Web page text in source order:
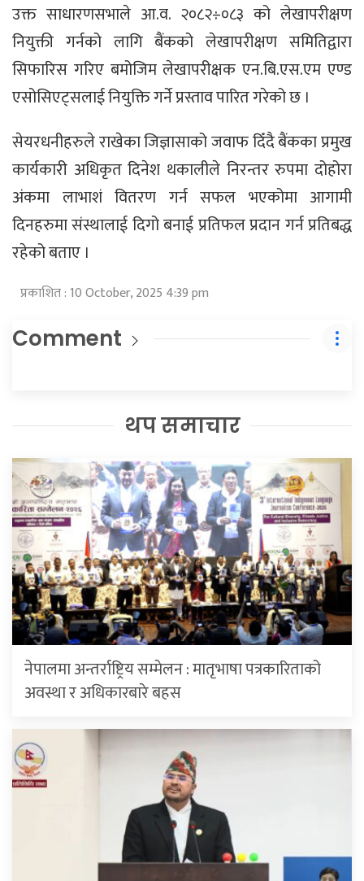
उक्त साधारणसभाले आ.व. २०८२÷०८३ को लेखापरीक्षण
नियुक्ती गर्नको लागि बैंकको लेखापरीक्षण समितिद्वारा
सिफारिस गरिए बमोजिम लेखापरीक्षक एन.बि.एस.एम एण्ड
एसोसिएट्सलाई नियुक्ति गर्ने प्रस्ताव पारित गरेको छ ।
सेयरधनीहरुले राखेका जिज्ञासाको जवाफ दिँदै बैंकका प्रमुख
कार्यकारी अधिकृत दिनेश थकालीले निरन्तर रुपमा दोहोरा
अंकमा लाभाशं वितरण गर्न सफल भएकोमा आगामी
दिनहरुमा संस्थालाई दिगो बनाई प्रतिफल प्रदान गर्न प्रतिबद्ध
रहेको बताए ।
प्रकाशित : 10 October, 2025 4:39 pm
Comment
थप समाचार
नेपालमा अन्तर्राष्ट्रिय सम्मेलन : मातृभाषा पत्रकारिताको
अवस्था र अधिकारबारे बहस